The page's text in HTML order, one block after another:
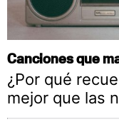
Canciones que
¿Por qué
mejor que las